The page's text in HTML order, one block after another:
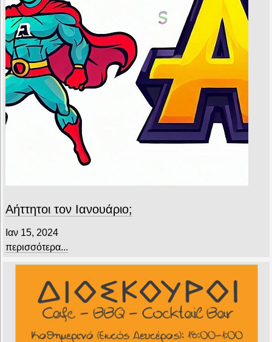
Αήττητοι τον Ιανουάριο;
Ιαν 15, 2024
περισσότερα...